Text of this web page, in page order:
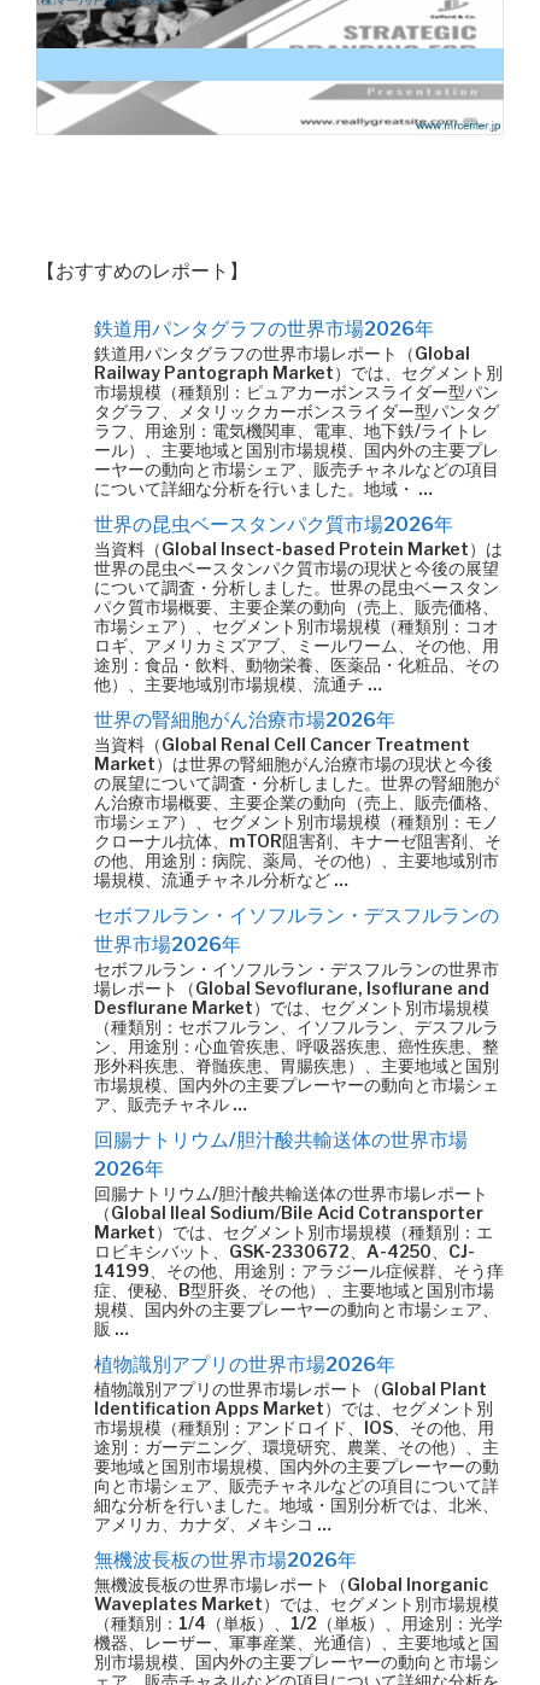
【おすすめのレポート】
鉄道用パンタグラフの世界市場2026年
鉄道用パンタグラフの世界市場レポート（Global
Railway Pantograph Market）では、セグメント別
市場規模（種類別：ピュアカーボンスライダー型パン
タグラフ、メタリックカーボンスライダー型パンタグ
ラフ、用途別：電気機関車、電車、地下鉄/ライトレ
ール）、主要地域と国別市場規模、国内外の主要プレ
ーヤーの動向と市場シェア、販売チャネルなどの項目
について詳細な分析を行いました。地域・ …
世界の昆虫ベースタンパク質市場2026年
当資料（Global Insect-based Protein Market）は
世界の昆虫ベースタンパク質市場の現状と今後の展望
について調査・分析しました。世界の昆虫ベースタン
パク質市場概要、主要企業の動向（売上、販売価格、
市場シェア）、セグメント別市場規模（種類別：コオ
ロギ、アメリカミズアブ、ミールワーム、その他、用
途別：食品・飲料、動物栄養、医薬品・化粧品、その
他）、主要地域別市場規模、流通チ …
世界の腎細胞がん治療市場2026年
当資料（Global Renal Cell Cancer Treatment
Market）は世界の腎細胞がん治療市場の現状と今後
の展望について調査・分析しました。世界の腎細胞が
ん治療市場概要、主要企業の動向（売上、販売価格、
市場シェア）、セグメント別市場規模（種類別：モノ
クローナル抗体、mTOR阻害剤、キナーゼ阻害剤、そ
の他、用途別：病院、薬局、その他）、主要地域別市
場規模、流通チャネル分析など …
セボフルラン・イソフルラン・デスフルランの
世界市場2026年
セボフルラン・イソフルラン・デスフルランの世界市
場レポート（Global Sevoflurane, Isoflurane and
Desflurane Market）では、セグメント別市場規模
（種類別：セボフルラン、イソフルラン、デスフルラ
ン、用途別：心血管疾患、呼吸器疾患、癌性疾患、整
形外科疾患、脊髄疾患、胃腸疾患）、主要地域と国別
市場規模、国内外の主要プレーヤーの動向と市場シェ
ア、販売チャネル …
回腸ナトリウム/胆汁酸共輸送体の世界市場
2026年
回腸ナトリウム/胆汁酸共輸送体の世界市場レポート
（Global Ileal Sodium/Bile Acid Cotransporter
Market）では、セグメント別市場規模（種類別：エ
ロビキシバット、GSK-2330672、A-4250、CJ-
14199、その他、用途別：アラジール症候群、そう痒
症、便秘、B型肝炎、その他）、主要地域と国別市場
規模、国内外の主要プレーヤーの動向と市場シェア、
販 …
植物識別アプリの世界市場2026年
植物識別アプリの世界市場レポート（Global Plant
Identification Apps Market）では、セグメント別
市場規模（種類別：アンドロイド、IOS、その他、用
途別：ガーデニング、環境研究、農業、その他）、主
要地域と国別市場規模、国内外の主要プレーヤーの動
向と市場シェア、販売チャネルなどの項目について詳
細な分析を行いました。地域・国別分析では、北米、
アメリカ、カナダ、メキシコ …
無機波長板の世界市場2026年
無機波長板の世界市場レポート（Global Inorganic
Waveplates Market）では、セグメント別市場規模
（種類別：1/4（単板）、1/2（単板）、用途別：光学
機器、レーザー、軍事産業、光通信）、主要地域と国
別市場規模、国内外の主要プレーヤーの動向と市場シ
ェア、販売チャネルなどの項目について詳細な分析を